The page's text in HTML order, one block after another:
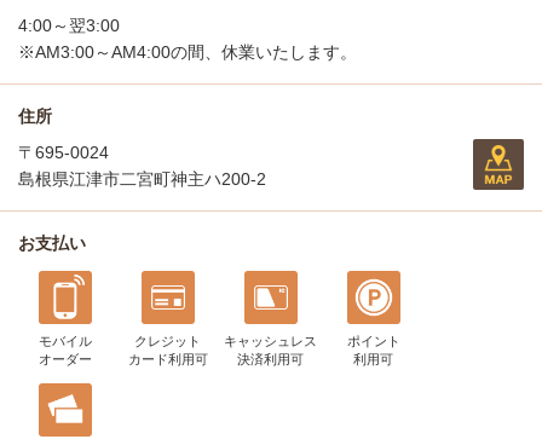
4:00～翌3:00
※AM3:00～AM4:00の間、休業いたします。
住所
〒695-0024
島根県江津市二宮町神主ハ200-2
お支払い
モバイル
オーダー
クレジット
カード利用可
キャッシュレス
決済利用可
ポイント
利用可